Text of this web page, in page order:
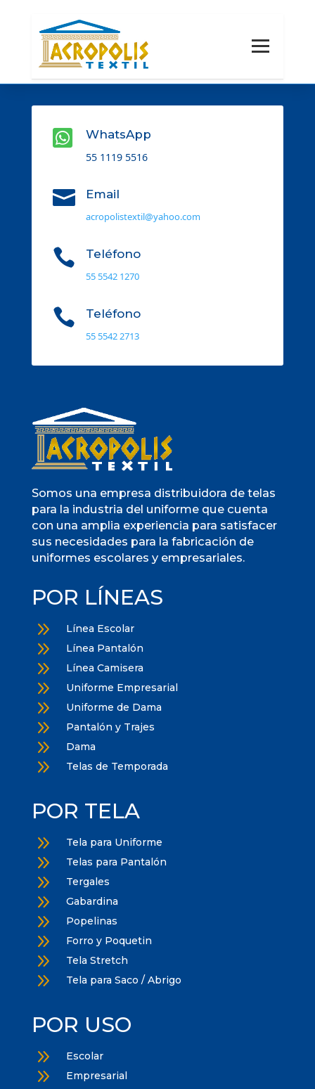
 WhatsApp
55 1119 5516
 Email
acropolistextil@yahoo.com
 Teléfono
55 5542 1270
 Teléfono
55 5542 2713
Somos una empresa distribuidora de telas
para la industria del uniforme que cuenta
con una amplia experiencia para satisfacer
sus necesidades para la fabricación de
uniformes escolares y empresariales.
POR LÍNEAS
9 Línea Escolar
9 Línea Pantalón
9 Línea Camisera
9 Uniforme Empresarial
9 Uniforme de Dama
9 Pantalón y Trajes
9 Dama
9 Telas de Temporada
POR TELA
9 Tela para Uniforme
9 Telas para Pantalón
9 Tergales
9 Gabardina
9 Popelinas
9 Forro y Poquetin
9 Tela Stretch
9 Tela para Saco / Abrigo
POR USO
9 Escolar
9 Empresarial